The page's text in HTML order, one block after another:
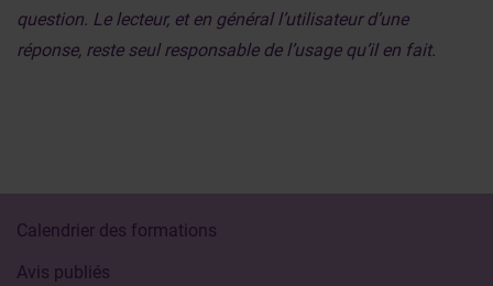
question. Le lecteur, et en général l’utilisateur d’une
réponse, reste seul responsable de l’usage qu’il en fait.
Calendrier des formations
Avis publiés